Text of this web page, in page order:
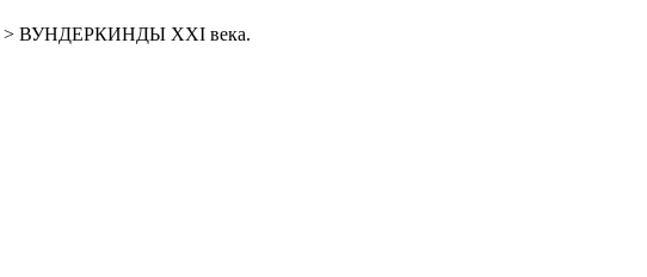
> ВУНДЕРКИНДЫ XXI века.